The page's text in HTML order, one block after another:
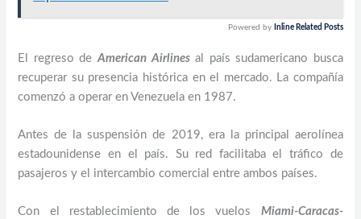
Powered by Inline Related Posts
El regreso de American Airlinesal país sudamericano busca
recuperar su presencia histórica en el mercado. La compañía
comenzó a operar en Venezuela en 1987.
Antes de la suspensión de 2019, era la principal aerolínea
estadounidense en el país. Su red facilitaba el tráfico de
pasajeros y el intercambio comercial entre ambos países.
Con el restablecimiento de los vuelos Miami-Caracas-